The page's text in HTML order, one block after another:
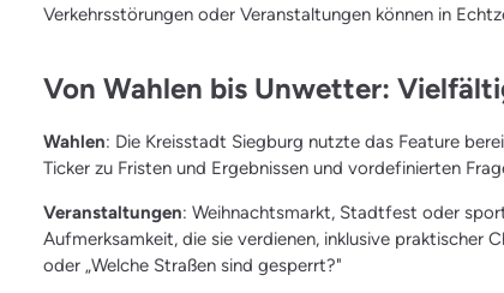
Verkehrsstörungen oder Veranstaltungen können in
Von Wahlen bis Unwetter:
Wahlen: Die Kreisstadt Siegburg nutzte das Feature
Ticker zu Fristen und Ergebnissen und vordefinierten
Veranstaltungen: Weihnachtsmarkt, Stadtfest oder
Aufmerksamkeit, die sie verdienen, inklusive praktischer
oder „Welche Straßen sind gesperrt?"